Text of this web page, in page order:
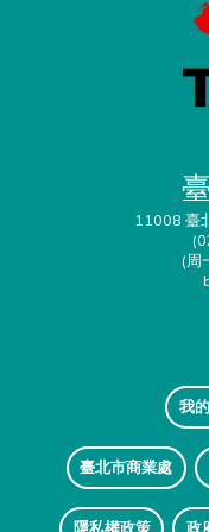
11008 臺
(周
我
臺北市商業處